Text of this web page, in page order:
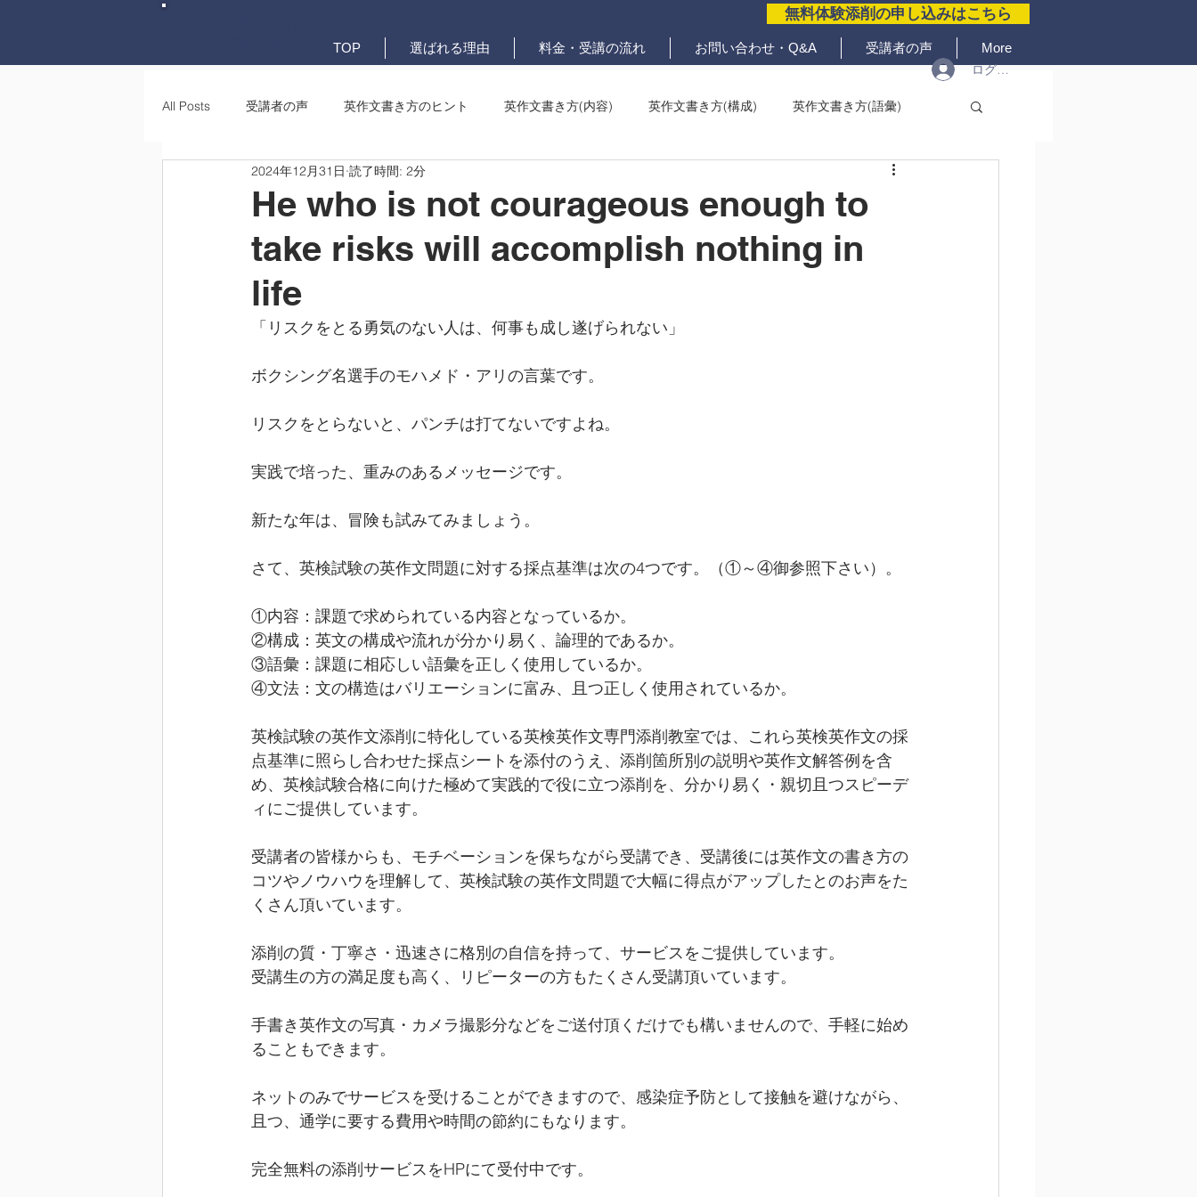
無料体験添削の申し込みはこちら
TOP 選ばれる理由 料金・受講の流れ お問い合わせ・Q&A 受講者の声 More
ログイン
All Posts 受講者の声 英作文書き方のヒント 英作文書き方(内容) 英作文書き方(構成) 英作文書き方(語彙)
英作文書き方(文法) 要約・e-メール問題
He who is not courageous enough to
take risks will accomplish nothing in
life
2024年12月31日 読了時間: 2分
「リスクをとる勇気のない人は、何事も成し遂げられない」
ボクシング名選手のモハメド・アリの言葉です。
リスクをとらないと、パンチは打てないですよね。
実践で培った、重みのあるメッセージです。
新たな年は、冒険も試みてみましょう。
さて、英検試験の英作文問題に対する採点基準は次の4つです。（①～④御参照下さい）。
①内容：課題で求められている内容となっているか。
②構成：英文の構成や流れが分かり易く、論理的であるか。
③語彙：課題に相応しい語彙を正しく使用しているか。
④文法：文の構造はバリエーションに富み、且つ正しく使用されているか。
英検試験の英作文添削に特化している英検英作文専門添削教室では、これら英検英作文の採
点基準に照らし合わせた採点シートを添付のうえ、添削箇所別の説明や英作文解答例を含
め、英検試験合格に向けた極めて実践的で役に立つ添削を、分かり易く・親切且つスピーデ
ィにご提供しています。
受講者の皆様からも、モチベーションを保ちながら受講でき、受講後には英作文の書き方の
コツやノウハウを理解して、英検試験の英作文問題で大幅に得点がアップしたとのお声をた
くさん頂いています。
添削の質・丁寧さ・迅速さに格別の自信を持って、サービスをご提供しています。
受講生の方の満足度も高く、リピーターの方もたくさん受講頂いています。
手書き英作文の写真・カメラ撮影分などをご送付頂くだけでも構いませんので、手軽に始め
ることもできます。
ネットのみでサービスを受けることができますので、感染症予防として接触を避けながら、
且つ、通学に要する費用や時間の節約にもなります。
完全無料の添削サービスをHPにて受付中です。